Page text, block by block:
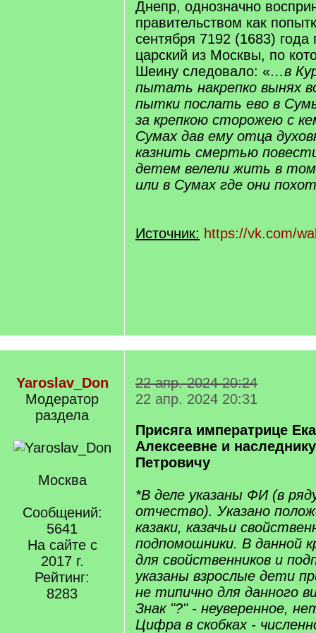
Днепр, однозначно
правительством как
сентября 7192 (1683) года
царский из Москвы, по
Шеину следовало: «…в
пытать накрепко вынях
пытки послать ево в
за крепкою сторожею с
Сумах дав ему отца
казнить смертью
детем велели жить в
или в Сумах где они
Источник: https://vk.com/
Yaroslav_Don
Модератор
раздела
Москва
Сообщений:
5641
На сайте с
2017 г.
Рейтинг:
8283
22 апр. 2024 20:24
22 апр. 2024 20:31
Присяга императрице
Алексеевне и
Петровичу
*В деле указаны ФИ (в
отчество). Указано
казаки, казачьи
подпомошники. В данной
для свойственников и
указаны взрослые дети
не типично для данного
Знак "?" - неуверенное,
Цифра в скобках -